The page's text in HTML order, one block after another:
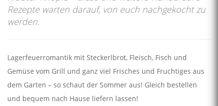
Rezepte warten darauf, von euch nachgekocht zu
werden.
Lagerfeuerromantik mit Steckerlbrot, Fleisch, Fisch und
Gemüse vom Grill und ganz viel Frisches und Fruchtiges aus
dem Garten – so schaut der Sommer aus! Gleich bestellen
und bequem nach Hause liefern lassen!